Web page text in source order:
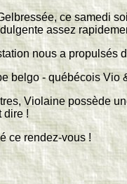
ce samedi
assez
nous a propulsés
belgo - québécois Vio
Violaine possède
dire !
ce rendez-vous !